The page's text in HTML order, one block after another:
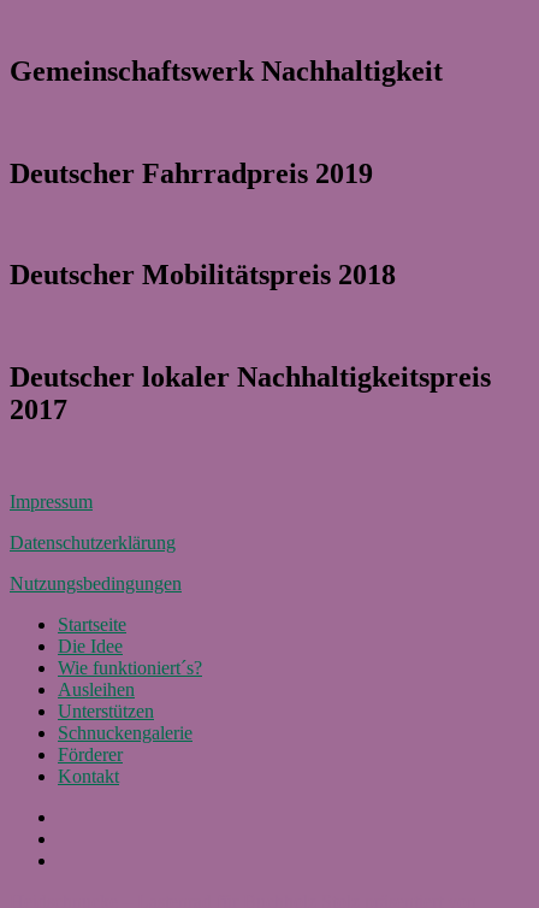
Gemeinschaftswerk Nachhaltigkeit
Deutscher Fahrradpreis 2019
Deutscher Mobilitätspreis 2018
Deutscher lokaler Nachhaltigkeitspreis
2017
Impressum
Datenschutzerklärung
Nutzungsbedingungen
Startseite
Die Idee
Wie funktioniert´s?
Ausleihen
Unterstützen
Schnuckengalerie
Förderer
Kontakt